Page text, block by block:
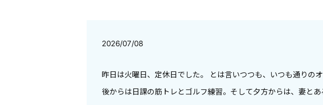
2026/07/08
昨日は火曜日、定休日でした。 とは言いつつも、いつも通りの
後からは日課の筋トレとゴルフ練習。そして夕方からは、妻とあ